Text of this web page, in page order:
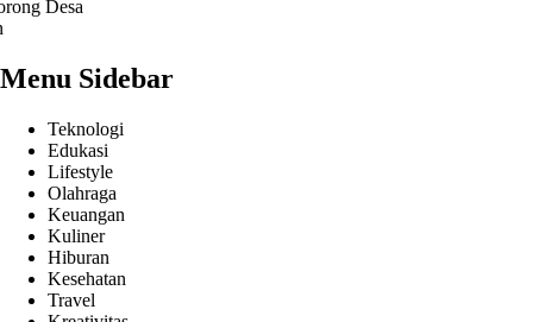
Desa
Menu Sidebar
Teknologi
Edukasi
Lifestyle
Olahraga
Keuangan
Kuliner
Hiburan
Kesehatan
Travel